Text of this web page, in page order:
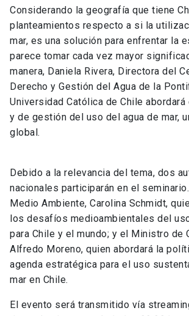
Considerando la geografía que tiene
planteamientos respecto a si la
mar, es una solución para enfrentar la
parece tomar cada vez mayor
manera, Daniela Rivera, Directora del
Derecho y Gestión del Agua de la
Universidad Católica de Chile
y de gestión del uso del agua de mar,
global.
Debido a la relevancia del tema, dos
nacionales participarán en el
Medio Ambiente, Carolina Schmidt,
los desafíos medioambientales del
para Chile y el mundo; y el Ministro de
Alfredo Moreno, quien abordará la
agenda estratégica para el uso
mar en Chile.
El evento será transmitido vía